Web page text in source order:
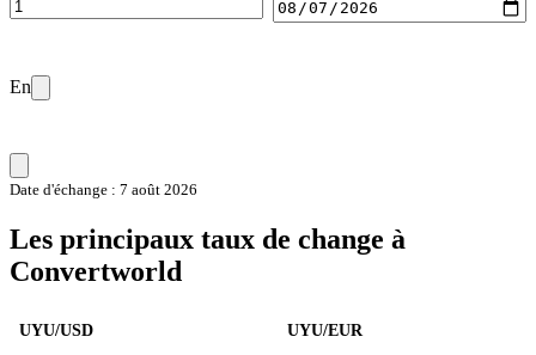
En
Date d'échange : 7 août 2026
Les principaux taux de change à
Convertworld
UYU/USD UYU/EUR